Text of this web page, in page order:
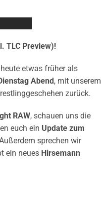
TLC Preview)!
etwas früher als
Abend, mit unserem
zurück.
RAW, schauen uns die
euch ein Update zum
sprechen wir
ein neues Hirsemann